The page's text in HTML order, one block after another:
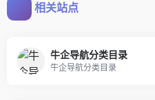
相关站点
牛企导航分类目录
牛企导航分类目录